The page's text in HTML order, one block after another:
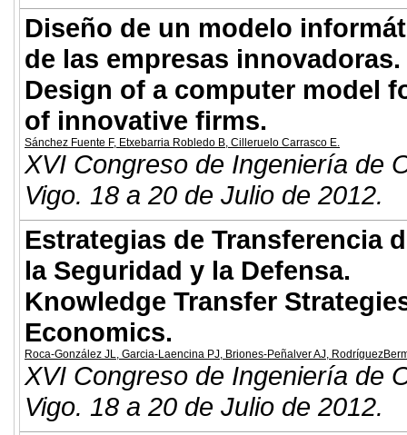
Diseño de un modelo
de las empresas innovadoras.
Design of a computer model
of innovative firms.
Sánchez Fuente F, Etxebarria Robledo B, Cilleruelo Carrasco E.
XVI Congreso de Ingeniería de
Vigo. 18 a 20 de Julio de 2012.
Estrategias de Transferencia
la Seguridad y la Defensa.
Knowledge Transfer
Economics.
Roca-González JL, Garcia-Laencina PJ, Briones-Peñalver AJ,
XVI Congreso de Ingeniería de
Vigo. 18 a 20 de Julio de 2012.